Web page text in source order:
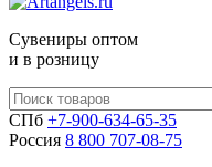
Сувениры оптом
и в розницу
СПб +7-900-634-65-35
Россия 8 800 707-08-75